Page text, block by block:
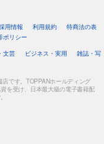
用情報 利用規約
特商法の表
ポリシー
文芸 ビジネス・実用
雑誌・写
です。TOPPANホールディング
を受け、日本最大級の電子書籍配